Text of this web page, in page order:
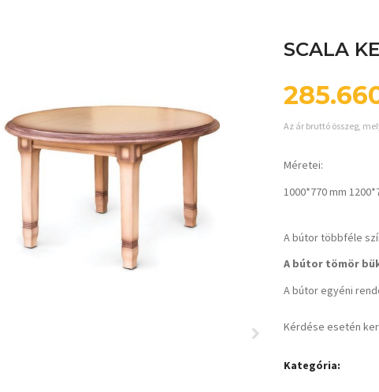
SCALA
Az ár bruttó összeg,
Méretei:
1000*770 mm
A bútor többféle
A bútor tömör
A bútor egyéni
Kérdése esetén
Kategória: